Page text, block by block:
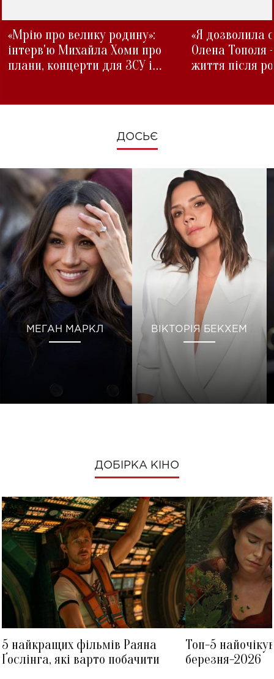
«Мрію про велику родину»:
інтерв'ю Михайла Хоми про
плани, концерти для ЗСУ і
«Я дозволила
Олена Тополя
життя після
ДОСЬЄ
МЕГАН МАРКЛ ВІКТОРІЯ БЕКХЕМ
ДОБІРКА КІНО
5 найкращих фільмів Раяна
Ґослінга, які варто побачити
Топ-5
березня-2026